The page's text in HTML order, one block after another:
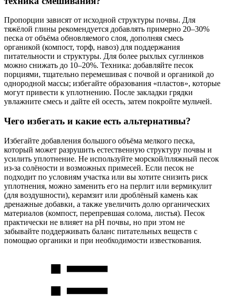
Пропорции зависят от исходной структуры почвы. Для
тяжёлой глины рекомендуется добавлять примерно 20–30%
песка от объёма обновляемого слоя, дополняя смесь
органикой (компост, торф, навоз) для поддержания
питательности и структуры. Для более рыхлых суглинков
можно снижать до 10–20%. Техника: добавляйте песок
порциями, тщательно перемешивая с почвой и органикой до
однородной массы; избегайте образования «пластов», которые
могут привести к уплотнению. После закладки грядки
увлажните смесь и дайте ей осесть, затем покройте мульчей.
Чего избегать и какие есть альтернативы?
Избегайте добавления большого объёма мелкого песка,
который может разрушить естественную структуру почвы и
усилить уплотнение. Не используйте морской/пляжный песок
из-за солёности и возможных примесей. Если песок не
подходит по условиям участка или вы хотите снизить риск
уплотнения, можно заменить его на перлит или вермикулит
(для воздушности), керамзит или дроблёный камень как
дренажные добавки, а также увеличить долю органических
материалов (компост, перепревшая солома, листья). Песок
практически не влияет на pH почвы, но при этом не
забывайте поддерживать баланс питательных веществ с
помощью органики и при необходимости известкования.